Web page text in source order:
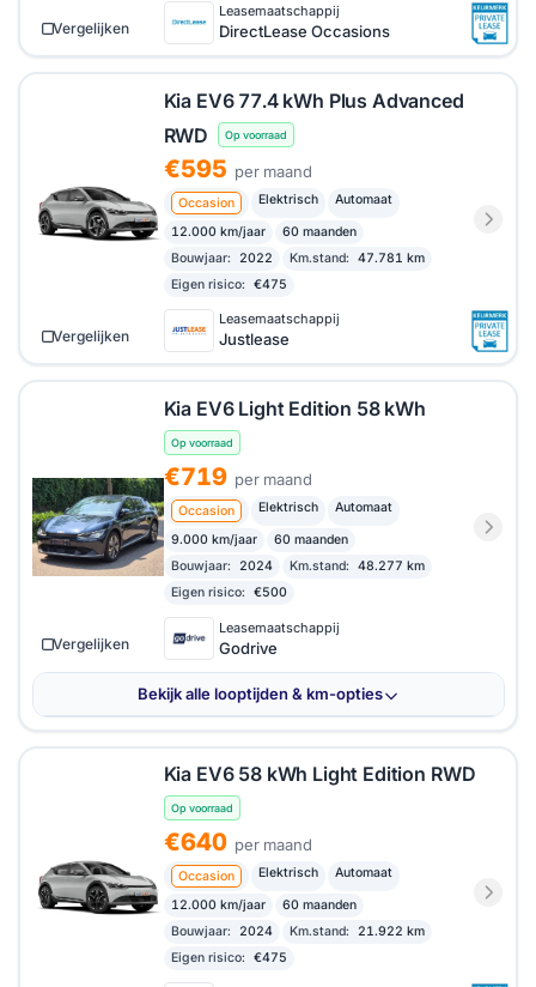
Leasemaatschappij
DirectLease Occasions
Vergelijken
Kia EV6 77.4 kWh Plus Advanced
RWD
Op voorraad
€595 per maand
Occasion Elektrisch Automaat
12.000 km/jaar
60 maanden
Bouwjaar:
2022 Km.stand:
47.781 km
Eigen risico:
€475
Leasemaatschappij
Justlease
Vergelijken
Kia EV6 Light Edition 58 kWh
Op voorraad
€719 per maand
Occasion Elektrisch Automaat
9.000 km/jaar
60 maanden
Bouwjaar:
2024 Km.stand:
48.277 km
Eigen risico:
€500
Leasemaatschappij
Godrive
Vergelijken
Bekijk alle looptijden & km-opties
Kia EV6 58 kWh Light Edition RWD
Op voorraad
€640 per maand
Occasion Elektrisch Automaat
12.000 km/jaar
60 maanden
Bouwjaar:
2024 Km.stand:
21.922 km
Eigen risico:
€475